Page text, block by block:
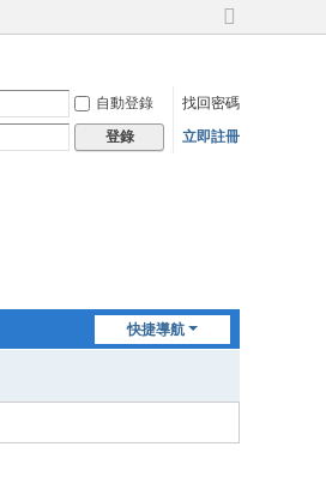
切
寬
版
自動登錄
找回密碼
登錄 立即註冊
快捷導航